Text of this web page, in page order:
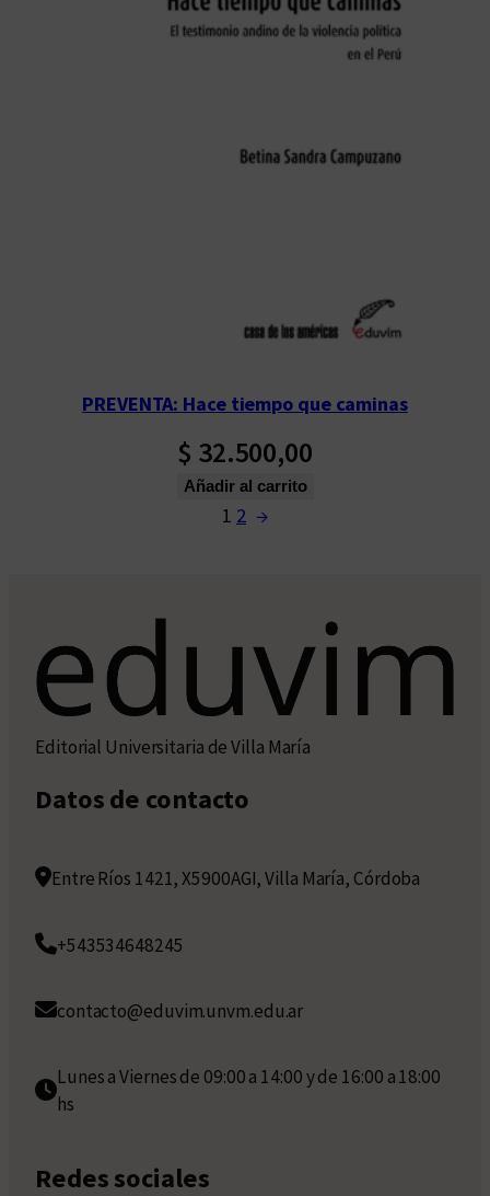
PREVENTA: Hace tiempo que caminas
$ 32.500,00
Añadir al carrito
1 2 →
Editorial Universitaria de Villa María
Datos de contacto
Entre Ríos 1421, X5900AGI, Villa María, Córdoba
+543534648245
contacto@eduvim.unvm.edu.ar
Lunes a Viernes de 09:00 a 14:00 y de 16:00 a 18:00
hs
Redes sociales